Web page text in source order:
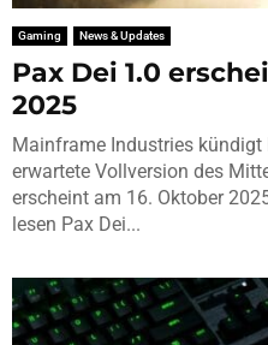
Gaming News & Updates
Pax Dei 1.0
2025
Mainframe Industries kündigt
erwartete Vollversion des
erscheint am 16. Oktober
lesen Pax Dei...